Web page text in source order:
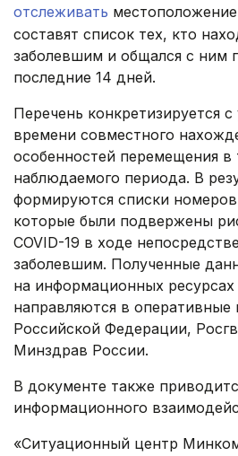
отслеживать
составят список тех, кто
заболевшим и общался с ним
последние 14 дней.
Перечень конкретизируется
времени совместного
особенностей перемещения в
наблюдаемого периода. В
формируются списки
которые были подвержены
COVID-19 в ходе
заболевшим. Полученные
на информационных
направляются в оперативные
Российской Федерации,
Минздрав России.
В документе также
информационного
«Ситуационный центр